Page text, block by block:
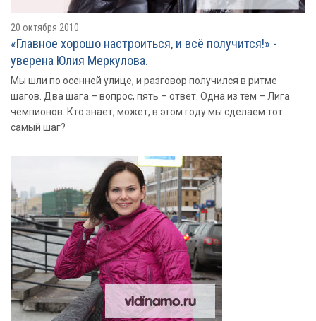
20 октября 2010
«Главное хорошо настроиться, и всё получится!» -
уверена Юлия Меркулова.
Мы шли по осенней улице, и разговор получился в ритме
шагов. Два шага – вопрос, пять – ответ. Одна из тем – Лига
чемпионов. Кто знает, может, в этом году мы сделаем тот
самый шаг?